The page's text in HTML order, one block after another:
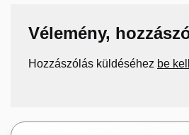
Vélemény,
Hozzászólás küldéséhez be